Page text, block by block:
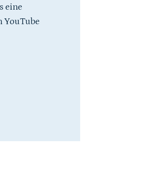
eine
YouTube